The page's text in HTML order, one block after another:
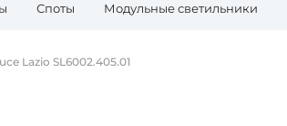
Споты Модульные светильники
Lazio SL6002.405.01